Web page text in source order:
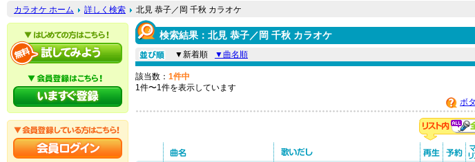
カラオケ ホーム 詳しく検索 北見 恭子／岡 千秋 カラオケ
検索結果：北見 恭子／岡 千秋 カラオケ
▼新着順 ▼曲名順
該当数： 1件中
1件〜1件を表示しています
ボ